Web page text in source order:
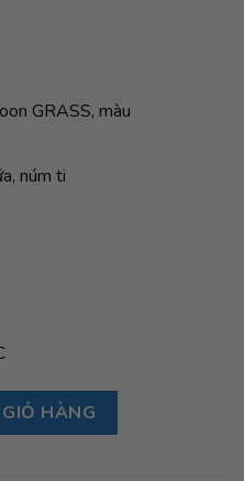
GRASS, màu
núm ti
Boon TRIP số lượng
HÀNG